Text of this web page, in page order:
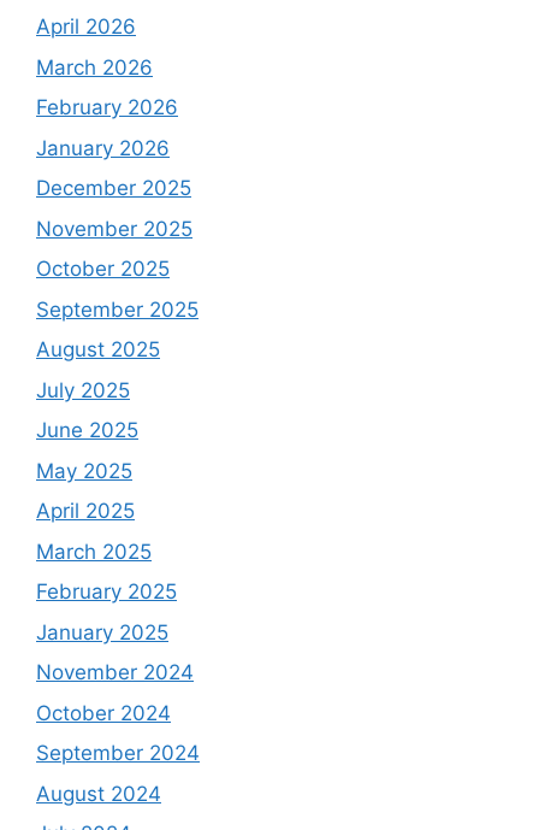
April 2026
March 2026
February 2026
January 2026
December 2025
November 2025
October 2025
September 2025
August 2025
July 2025
June 2025
May 2025
April 2025
March 2025
February 2025
January 2025
November 2024
October 2024
September 2024
August 2024